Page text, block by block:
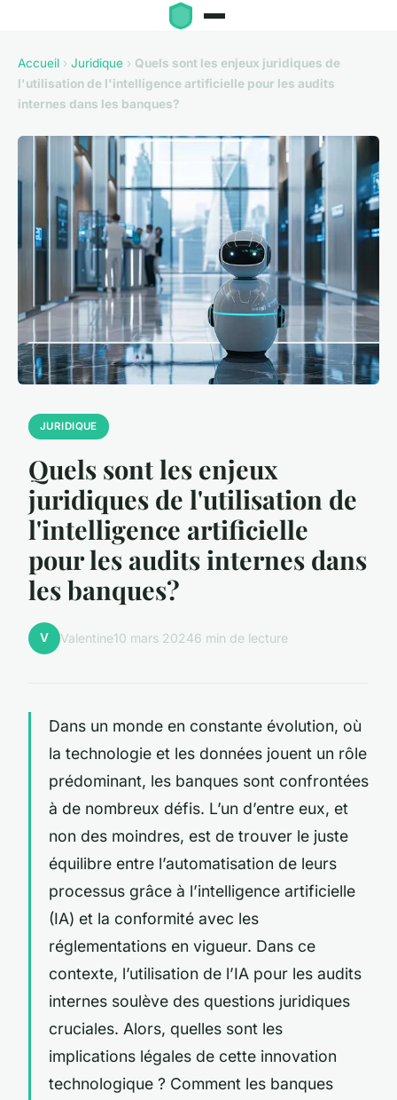
Accueil › Juridique › Quels sont les enjeux juridiques de
l'utilisation de l'intelligence artificielle pour les audits
internes dans les banques?
JURIDIQUE
Quels sont les enjeux
juridiques de l'utilisation de
l'intelligence artificielle
pour les audits internes dans
les banques?
V Valentine10 mars 20246 min de lecture
Dans un monde en constante évolution, où
la technologie et les données jouent un rôle
prédominant, les banques sont confrontées
à de nombreux défis. L’un d’entre eux, et
non des moindres, est de trouver le juste
équilibre entre l’automatisation de leurs
processus grâce à l’intelligence artificielle
(IA) et la conformité avec les
réglementations en vigueur. Dans ce
contexte, l’utilisation de l’IA pour les audits
internes soulève des questions juridiques
cruciales. Alors, quelles sont les
implications légales de cette innovation
technologique ? Comment les banques